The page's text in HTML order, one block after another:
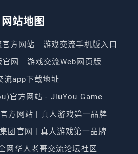
网站地图
方网站
游戏交流手机版入口
网
游戏交流Web网页版
流app下载地址
官方网站 - JiuYou Game
方网站 | 真人游戏第一品牌
团官网 | 真人游戏第一品牌
网华人老哥交流论坛社区